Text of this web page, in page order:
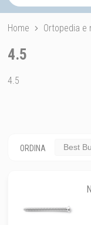
Home Ortopedia e
4.5
4.5
ORDINA Best